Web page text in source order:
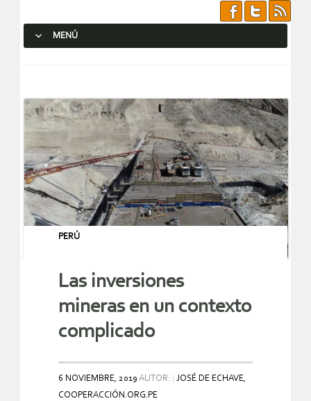
MENÚ
PERÚ
Las inversiones
mineras en un contexto
complicado
6 NOVIEMBRE, 2019 AUTOR:
JOSÉ DE ECHAVE,
COOPERACCIÓN.ORG.PE